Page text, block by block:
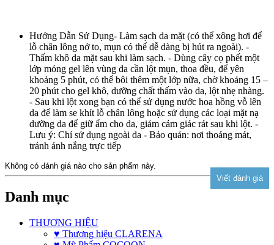
Hướng Dẫn Sử Dụng- Làm sạch da mặt (có thể xông hơi để
lỗ chân lông nở to, mụn có thể dễ dàng bị hút ra ngoài). -
Thấm khô da mặt sau khi làm sạch. - Dùng cây cọ phết một
lớp mỏng gel lên vùng da cần lột mụn, thoa đều, để yên
khoảng 5 phút, có thể bôi thêm một lớp nữa, chờ khoảng 15 –
20 phút cho gel khô, dưỡng chất thấm vào da, lột nhẹ nhàng.
- Sau khi lột xong bạn có thể sử dụng nước hoa hồng vỗ lên
da để làm se khít lỗ chân lông hoặc sử dụng các loại mặt nạ
dưỡng da để giữ ẩm cho da, giảm cảm giác rát sau khi lột. -
Lưu ý: Chỉ sử dụng ngoài da - Bảo quản: nơi thoáng mát,
tránh ánh nắng trực tiếp
Không có đánh giá nào cho sản phẩm này.
Danh mục
THƯƠNG HIỆU
♥ Thương hiệu CLARENA